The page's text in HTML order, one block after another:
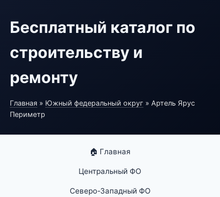
Бесплатный каталог по
строительству и
ремонту
Главная » Южный федеральный округ » Артель Ярус
Периметр
🏠 Главная
Центральный ФО
Северо-Западный ФО